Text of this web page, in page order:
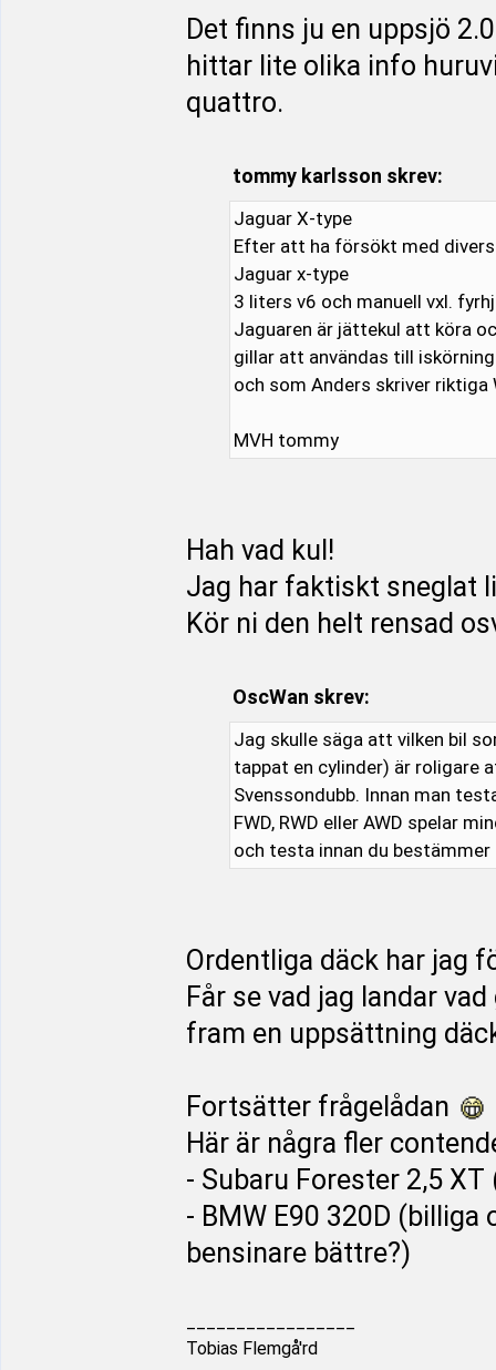
Det finns ju en uppsjö
hittar lite olika info
quattro.
tommy karlsson skrev:
Jaguar X-type
Efter att ha försökt med
Jaguar x-type
3 liters v6 och manuell vxl.
Jaguaren är jättekul att köra
gillar att användas till
och som Anders skriver
MVH tommy
Hah vad kul!
Jag har faktiskt sneglat
Kör ni den helt rensad
OscWan skrev:
Jag skulle säga att vilken bil
tappat en cylinder) är roligare
Svenssondubb. Innan man
FWD, RWD eller AWD spelar
och testa innan du
Ordentliga däck har jag
Får se vad jag landar
fram en uppsättning
Fortsätter frågelådan
Här är några fler
- Subaru Forester 2,5
- BMW E90 320D (billiga
bensinare bättre?)
Tobias Flemgå'rd